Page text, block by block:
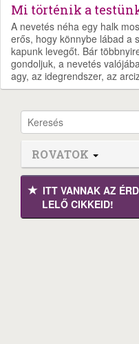
Mi történik a
A nevetés néha egy halk
erős, hogy könnybe lábad a
kapunk levegőt. Bár
gondoljuk, a nevetés
agy, az idegrendszer, az
ROVATOK
ITT VANNAK AZ
LELŐ CIKKEID!